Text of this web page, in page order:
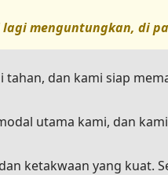
menguntungkan, di
dan kami siap
utama kami, dan
ketakwaan yang kuat.